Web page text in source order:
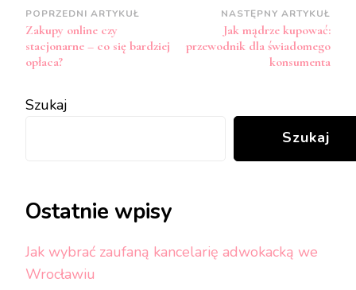
Zobacz
wpisy
POPRZEDNI ARTYKUŁ
Zakupy online czy
stacjonarne – co się bardziej
opłaca?
NASTĘPNY ARTYKUŁ
Jak mądrze kupować:
przewodnik dla świadomego
konsumenta
Szukaj
Szukaj
Ostatnie wpisy
Jak wybrać zaufaną kancelarię adwokacką we
Wrocławiu